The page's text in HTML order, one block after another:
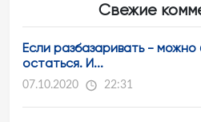
Свежие
Если разбазаривать -
остаться. И...
07.10.2020 22:31